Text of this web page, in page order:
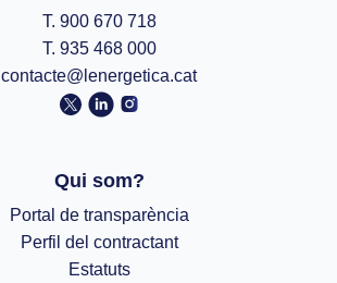
T. 900 670 718
T. 935 468 000
contacte@lenergetica.cat
Qui som?
Portal de transparència
Perfil del contractant
Estatuts